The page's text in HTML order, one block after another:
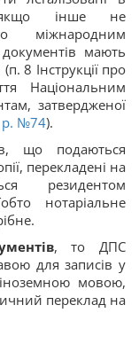
якщо інше не
міжнародним
мають
8 Інструкції про
Національним
затвердженої
р. №74).
що подаються
перекладені на
резидентом
нотаріальне
, то ДПС
для записів у
іноземною мовою,
переклад на